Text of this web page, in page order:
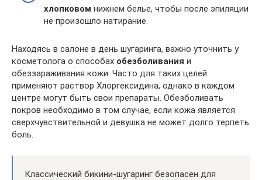
хлопковом нижнем белье, чтобы после эпиляции
не произошло натирание.
Находясь в салоне в день шугаринга, важно уточнить у
косметолога о способах обезболивания и
обеззараживания кожи. Часто для таких целей
применяют раствор Хлоргексидина, однако в каждом
центре могут быть свои препараты. Обезболивать
покров необходимо в том случае, если кожа является
сверхчувствительной и девушка не может долго терпеть
боль.
Классический бикини-шугаринг безопасен для